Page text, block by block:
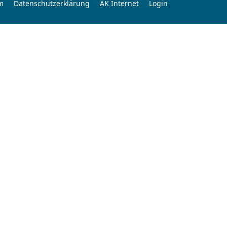
Datenschutzerklärung AK Internet Login